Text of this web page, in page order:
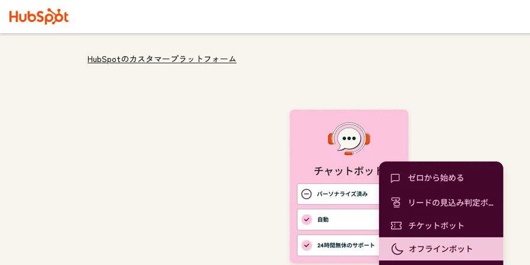
HubSpotのカスタマープラットフォーム